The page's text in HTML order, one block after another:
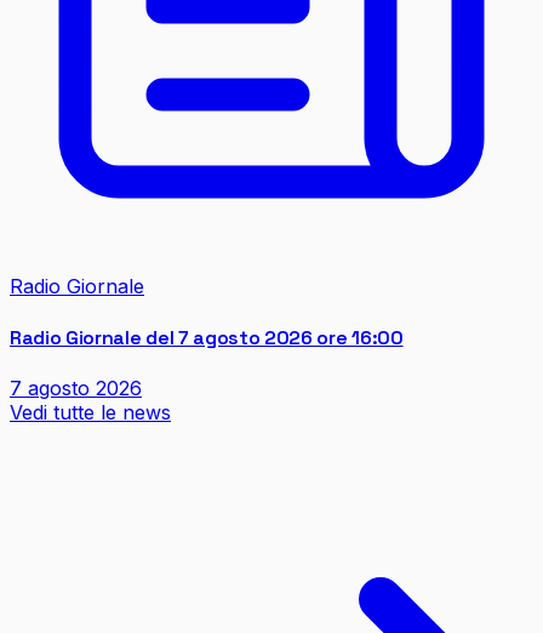
Radio Giornale
Radio Giornale del 7 agosto 2026 ore 16:00
7 agosto 2026
Vedi tutte le news